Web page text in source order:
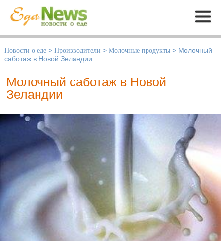
Меню
Новости о еде > Производители > Молочные продукты > Молочный
саботаж в Новой Зеландии
Молочный саботаж в Новой
Зеландии